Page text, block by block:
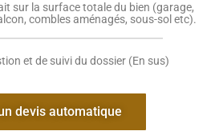
sur la surface totale du bien (garage,
combles aménagés, sous-sol etc).
et de suivi du dossier (En sus)
devis automatique